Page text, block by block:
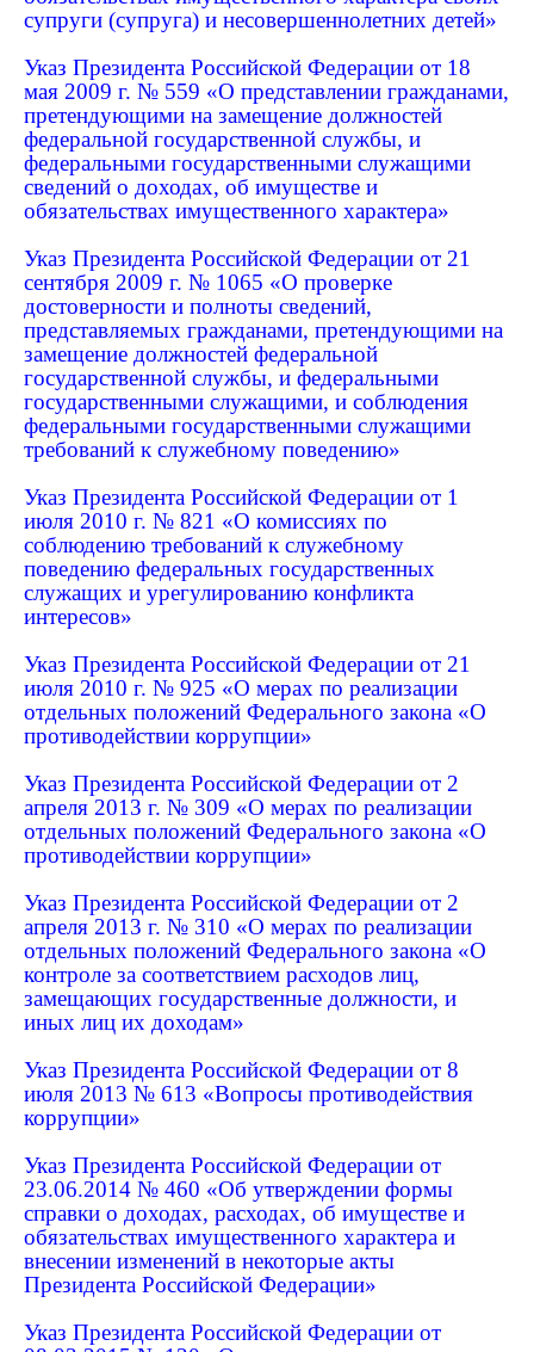
супруги (супруга) и несовершеннолетних детей»
Указ Президента Российской Федерации от 18
мая 2009 г. № 559 «О представлении гражданами,
претендующими на замещение должностей
федеральной государственной службы, и
федеральными государственными служащими
сведений о доходах, об имуществе и
обязательствах имущественного характера»
Указ Президента Российской Федерации от 21
сентября 2009 г. № 1065 «О проверке
достоверности и полноты сведений,
представляемых гражданами, претендующими на
замещение должностей федеральной
государственной службы, и федеральными
государственными служащими, и соблюдения
федеральными государственными служащими
требований к служебному поведению»
Указ Президента Российской Федерации от 1
июля 2010 г. № 821 «О комиссиях по
соблюдению требований к служебному
поведению федеральных государственных
служащих и урегулированию конфликта
интересов»
Указ Президента Российской Федерации от 21
июля 2010 г. № 925 «О мерах по реализации
отдельных положений Федерального закона «О
противодействии коррупции»
Указ Президента Российской Федерации от 2
апреля 2013 г. № 309 «О мерах по реализации
отдельных положений Федерального закона «О
противодействии коррупции»
Указ Президента Российской Федерации от 2
апреля 2013 г. № 310 «О мерах по реализации
отдельных положений Федерального закона «О
контроле за соответствием расходов лиц,
замещающих государственные должности, и
иных лиц их доходам»
Указ Президента Российской Федерации от 8
июля 2013 № 613 «Вопросы противодействия
коррупции»
Указ Президента Российской Федерации от
23.06.2014 № 460 «Об утверждении формы
справки о доходах, расходах, об имуществе и
обязательствах имущественного характера и
внесении изменений в некоторые акты
Президента Российской Федерации»
Указ Президента Российской Федерации от